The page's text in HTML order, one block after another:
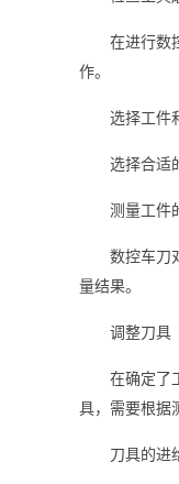
在进行数
作。
选择工件
选择合适
测量工件
数控车刀
量结果。
调整刀具
在确定了
具，需要根据
刀具的进